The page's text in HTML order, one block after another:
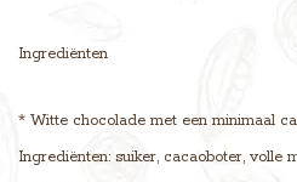
Ingrediënten
* Witte chocolade met een minimaal
Ingrediënten: suiker, cacaoboter, volle